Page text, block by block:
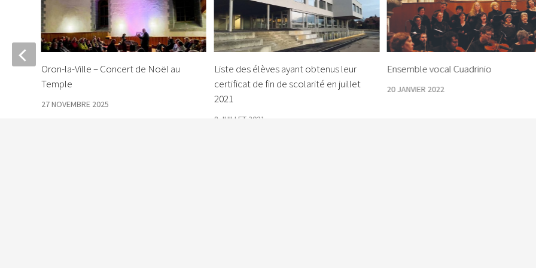
Liste des élèves ayant obtenus leur
certificat de fin de scolarité en juillet
2021
8 JUILLET 2021
Ensemble vocal Cuadrinio
20 JANVIER 2022
Oron-la-Ville – Concert de Noël au
Temple
27 NOVEMBRE 2025